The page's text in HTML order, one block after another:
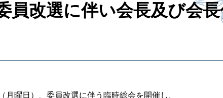
員改選に伴い会長及び会
曜日）、委員改選に伴う臨時総会を開催し、